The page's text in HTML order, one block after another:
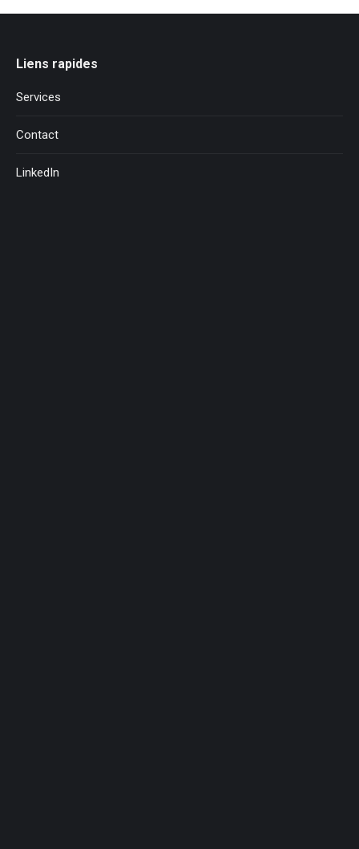
Liens rapides
Services
Contact
LinkedIn